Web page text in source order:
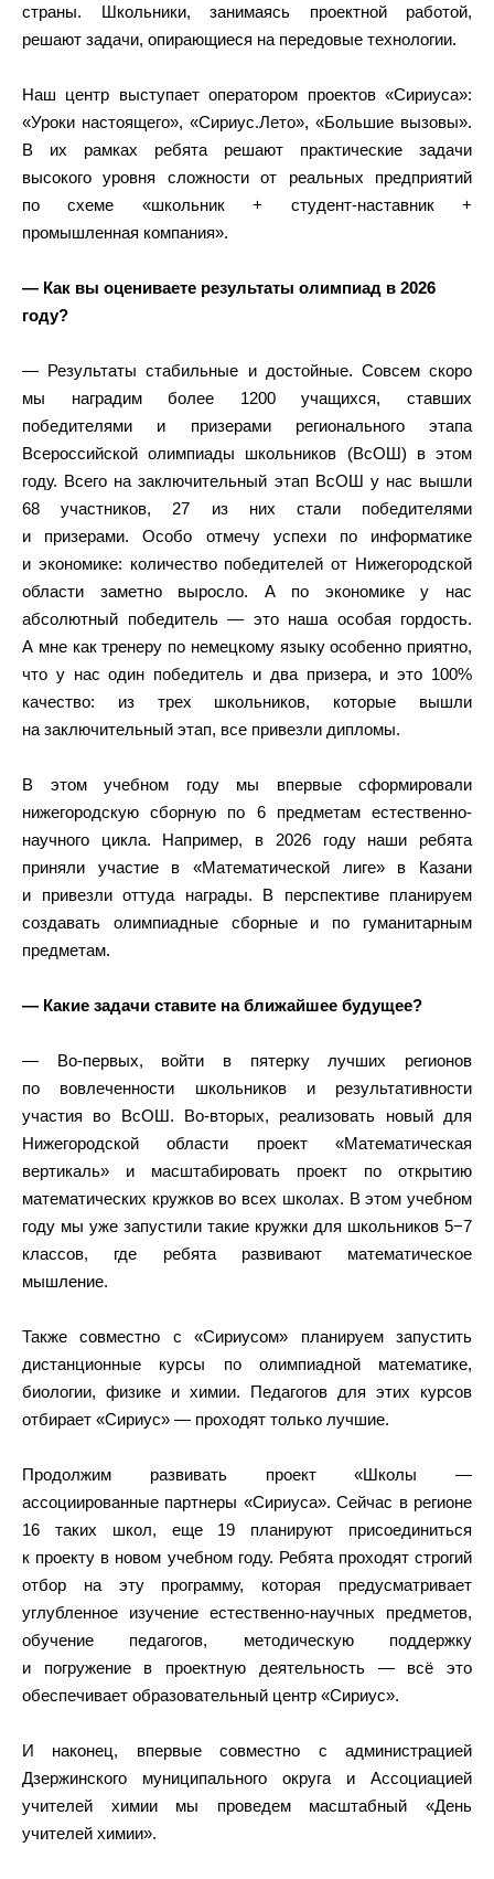
страны. Школьники, занимаясь проектной работой,
решают задачи, опирающиеся на передовые технологии.
Наш центр выступает оператором проектов «Сириуса»:
«Уроки настоящего», «Сириус.Лето», «Большие вызовы».
В их рамках ребята решают практические задачи
высокого уровня сложности от реальных предприятий
по схеме «школьник + студент-наставник +
промышленная компания».
— Как вы оцениваете результаты олимпиад в 2026
году?
— Результаты стабильные и достойные. Совсем скоро
мы наградим более 1200 учащихся, ставших
победителями и призерами регионального этапа
Всероссийской олимпиады школьников (ВсОШ) в этом
году. Всего на заключительный этап ВсОШ у нас вышли
68 участников, 27 из них стали победителями
и призерами. Особо отмечу успехи по информатике
и экономике: количество победителей от Нижегородской
области заметно выросло. А по экономике у нас
абсолютный победитель — это наша особая гордость.
А мне как тренеру по немецкому языку особенно приятно,
что у нас один победитель и два призера, и это 100%
качество: из трех школьников, которые вышли
на заключительный этап, все привезли дипломы.
В этом учебном году мы впервые сформировали
нижегородскую сборную по 6 предметам естественно-
научного цикла. Например, в 2026 году наши ребята
приняли участие в «Математической лиге» в Казани
и привезли оттуда награды. В перспективе планируем
создавать олимпиадные сборные и по гуманитарным
предметам.
— Какие задачи ставите на ближайшее будущее?
— Во-первых, войти в пятерку лучших регионов
по вовлеченности школьников и результативности
участия во ВсОШ. Во-вторых, реализовать новый для
Нижегородской области проект «Математическая
вертикаль» и масштабировать проект по открытию
математических кружков во всех школах. В этом учебном
году мы уже запустили такие кружки для школьников 5−7
классов, где ребята развивают математическое
мышление.
Также совместно с «Сириусом» планируем запустить
дистанционные курсы по олимпиадной математике,
биологии, физике и химии. Педагогов для этих курсов
отбирает «Сириус» — проходят только лучшие.
Продолжим развивать проект «Школы —
ассоциированные партнеры «Сириуса». Сейчас в регионе
16 таких школ, еще 19 планируют присоединиться
к проекту в новом учебном году. Ребята проходят строгий
отбор на эту программу, которая предусматривает
углубленное изучение естественно-научных предметов,
обучение педагогов, методическую поддержку
и погружение в проектную деятельность — всё это
обеспечивает образовательный центр «Сириус».
И наконец, впервые совместно с администрацией
Дзержинского муниципального округа и Ассоциацией
учителей химии мы проведем масштабный «День
учителей химии».